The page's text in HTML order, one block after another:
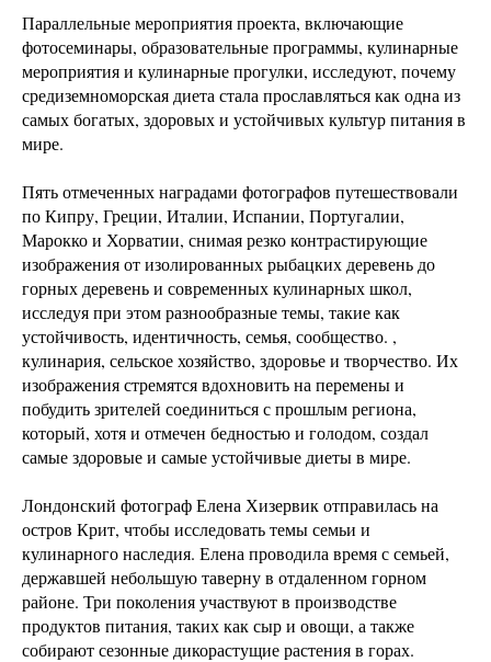
Параллельные мероприятия проекта, включающие
фотосеминары, образовательные программы, кулинарные
мероприятия и кулинарные прогулки, исследуют, почему
средиземноморская диета стала прославляться как одна из
самых богатых, здоровых и устойчивых культур питания в
мире.
Пять отмеченных наградами фотографов путешествовали
по Кипру, Греции, Италии, Испании, Португалии,
Марокко и Хорватии, снимая резко контрастирующие
изображения от изолированных рыбацких деревень до
горных деревень и современных кулинарных школ,
исследуя при этом разнообразные темы, такие как
устойчивость, идентичность, семья, сообщество. ,
кулинария, сельское хозяйство, здоровье и творчество. Их
изображения стремятся вдохновить на перемены и
побудить зрителей соединиться с прошлым региона,
который, хотя и отмечен бедностью и голодом, создал
самые здоровые и самые устойчивые диеты в мире.
Лондонский фотограф Елена Хизервик отправилась на
остров Крит, чтобы исследовать темы семьи и
кулинарного наследия. Елена проводила время с семьей,
державшей небольшую таверну в отдаленном горном
районе. Три поколения участвуют в производстве
продуктов питания, таких как сыр и овощи, а также
собирают сезонные дикорастущие растения в горах.